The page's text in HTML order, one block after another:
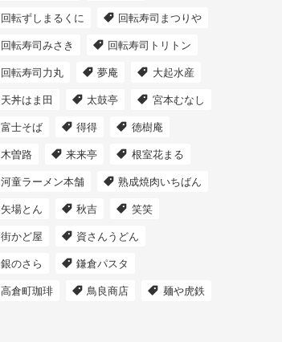
回転ずしまるくに 回転寿司まつりや
回転寿司みさき 回転寿司トリトン
回転寿司力丸 夢庵 大起水産
天丼はま田 太鼓亭 宮本むなし
富士そば 得得 徳樹庵
木曽路 来来亭 根室花まる
河童ラーメン本舗 熟成焼肉いちばん
矢場とん 秋吉 笑笑
街かど屋 資さんうどん
銀のさら 鎌倉パスタ
高倉町珈琲 鳥良商店 麺や虎鉄